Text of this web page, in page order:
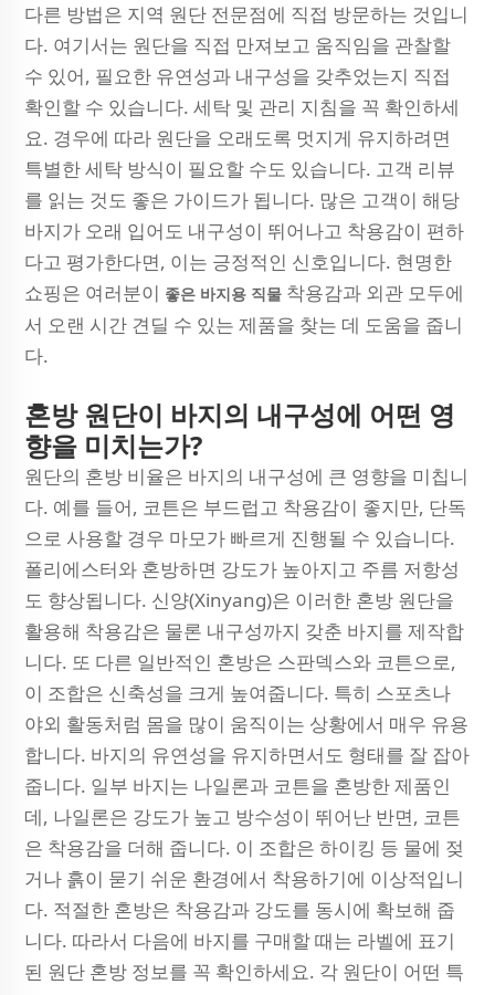
다른 방법은 지역 원단 전문점에 직접 방문하는 것입니
다. 여기서는 원단을 직접 만져보고 움직임을 관찰할
수 있어, 필요한 유연성과 내구성을 갖추었는지 직접
확인할 수 있습니다. 세탁 및 관리 지침을 꼭 확인하세
요. 경우에 따라 원단을 오래도록 멋지게 유지하려면
특별한 세탁 방식이 필요할 수도 있습니다. 고객 리뷰
를 읽는 것도 좋은 가이드가 됩니다. 많은 고객이 해당
바지가 오래 입어도 내구성이 뛰어나고 착용감이 편하
다고 평가한다면, 이는 긍정적인 신호입니다. 현명한
쇼핑은 여러분이 좋은 바지용 직물 착용감과 외관 모두에
서 오랜 시간 견딜 수 있는 제품을 찾는 데 도움을 줍니
다.
혼방 원단이 바지의 내구성에 어떤 영
향을 미치는가?
원단의 혼방 비율은 바지의 내구성에 큰 영향을 미칩니
다. 예를 들어, 코튼은 부드럽고 착용감이 좋지만, 단독
으로 사용할 경우 마모가 빠르게 진행될 수 있습니다.
폴리에스터와 혼방하면 강도가 높아지고 주름 저항성
도 향상됩니다. 신양(Xinyang)은 이러한 혼방 원단을
활용해 착용감은 물론 내구성까지 갖춘 바지를 제작합
니다. 또 다른 일반적인 혼방은 스판덱스와 코튼으로,
이 조합은 신축성을 크게 높여줍니다. 특히 스포츠나
야외 활동처럼 몸을 많이 움직이는 상황에서 매우 유용
합니다. 바지의 유연성을 유지하면서도 형태를 잘 잡아
줍니다. 일부 바지는 나일론과 코튼을 혼방한 제품인
데, 나일론은 강도가 높고 방수성이 뛰어난 반면, 코튼
은 착용감을 더해 줍니다. 이 조합은 하이킹 등 물에 젖
거나 흙이 묻기 쉬운 환경에서 착용하기에 이상적입니
다. 적절한 혼방은 착용감과 강도를 동시에 확보해 줍
니다. 따라서 다음에 바지를 구매할 때는 라벨에 표기
된 원단 혼방 정보를 꼭 확인하세요. 각 원단이 어떤 특